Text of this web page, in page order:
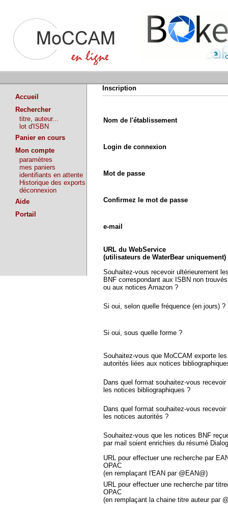
Accueil
Rechercher
titre, auteur...
lot d'ISBN
Panier en cours
Mon compte
paramètres
mes paniers
identifiants en attente
Historique des exports
déconnexion
Aide
Portail
Inscription
Nom de l'établissement
Login de connexion
Mot de passe
Confirmez le mot de passe
e-mail
URL du WebService
(utilisateurs de WaterBear uniquement)
Souhaitez-vous recevoir ultérieurement
BNF correspondant aux ISBN non trouvés
ou aux notices Amazon ?
Si oui, selon quelle fréquence (en jours) ?
Si oui, sous quelle forme ?
Souhaitez-vous que MoCCAM exporte
autorités liées aux notices
Dans quel format souhaitez-vous recevoir
les notices bibliographiques ?
Dans quel format souhaitez-vous recevoir
les notices autorités ?
Souhaitez-vous que les notices BNF
par mail soient enrichies du résumé
URL pour effectuer une recherche par
OPAC
(en remplaçant l'EAN par @EAN@)
URL pour effectuer une recherche par
OPAC
(en remplaçant la chaine titre auteur par